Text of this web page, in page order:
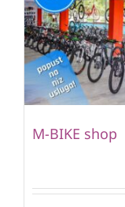
M-BIKE shop